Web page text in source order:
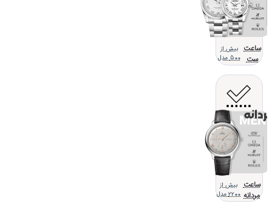
ساعت
ست
بیش از
500 مدل
ساعت
مردانه
بیش از
2200 مدل